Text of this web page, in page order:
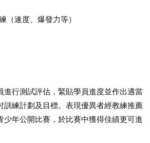
（速度、爆發力等）
進行測試評估，緊貼學員進度並作出適當
訓練計劃及目標。表現優異者經教練推薦
少年公開比賽，於比賽中獲得佳績更可進